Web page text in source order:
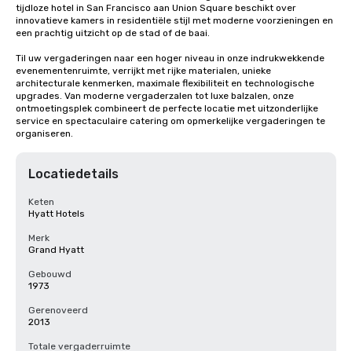
tijdloze hotel in San Francisco aan Union Square beschikt over
innovatieve kamers in residentiële stijl met moderne voorzieningen en
een prachtig uitzicht op de stad of de baai.
Til uw vergaderingen naar een hoger niveau in onze indrukwekkende
evenementenruimte, verrijkt met rijke materialen, unieke
architecturale kenmerken, maximale flexibiliteit en technologische
upgrades. Van moderne vergaderzalen tot luxe balzalen, onze
ontmoetingsplek combineert de perfecte locatie met uitzonderlijke
service en spectaculaire catering om opmerkelijke vergaderingen te
organiseren.
Locatiedetails
Keten
Hyatt Hotels
Merk
Grand Hyatt
Gebouwd
1973
Gerenoveerd
2013
Totale vergaderruimte